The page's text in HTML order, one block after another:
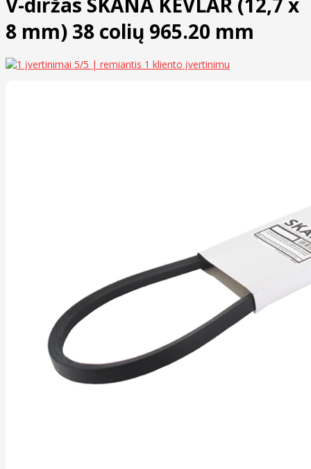
8 mm) 38 colių 965.20 mm
5/5 | remiantis 1 kliento įvertinimu